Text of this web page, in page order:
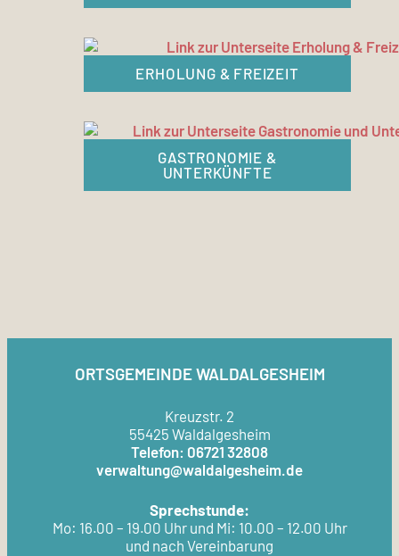
ERHOLUNG & FREIZEIT
GASTRONOMIE &
UNTERKÜNFTE
ORTSGEMEINDE WALDALGESHEIM
Kreuzstr. 2
55425 Waldalgesheim
Telefon: 06721 32808
verwaltung@waldalgesheim.de
Sprechstunde:
Mo: 16.00 – 19.00 Uhr und Mi: 10.00 – 12.00 Uhr
und nach Vereinbarung